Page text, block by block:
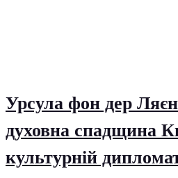
Урсула фон дер
духовна спадщина
культурній